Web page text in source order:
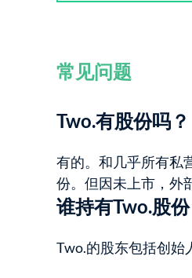
常见问题
Two.有股份吗？
有的。和几乎所有私
份。但因未上市，外
谁持有Two.股份
Two.的股东包括创始